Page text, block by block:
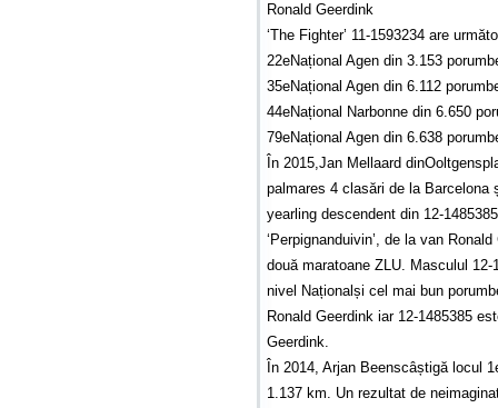
Ronald Geerdink
‘The Fighter’ 11-1593234 are
22eNațional Agen din 3.153
35eNațional Agen din 6.112
44eNațional Narbonne din 6.650
79eNațional Agen din 6.638
În 2015,Jan Mellaard
palmares 4 clasări de la Barcelona
yearling descendent din 12-
‘Perpignanduivin’, de la van
două maratoane ZLU. Masculul
nivel Naționalși cel mai bun
Ronald Geerdink iar 12-1485385
Geerdink.
În 2014, Arjan Beenscâștigă locul
1.137 km. Un rezultat de